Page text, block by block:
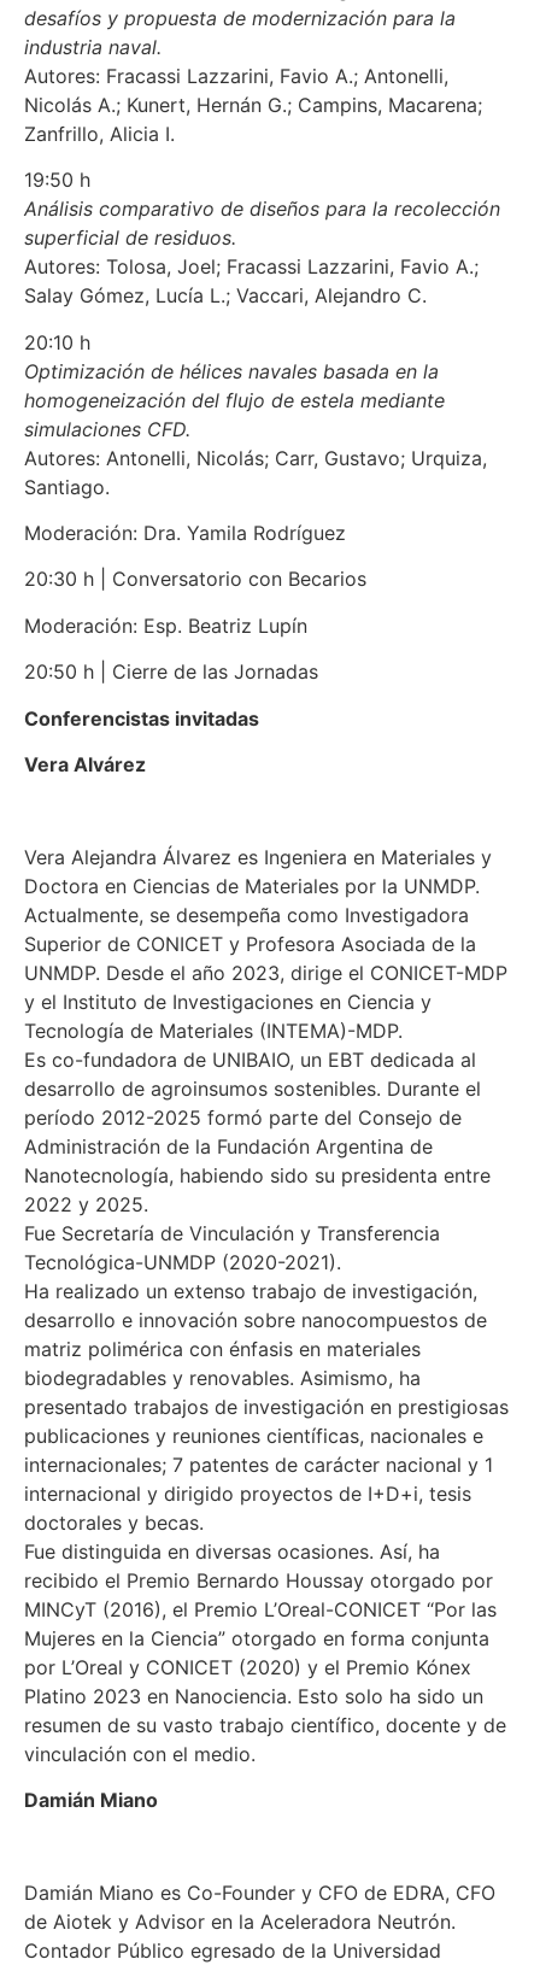
desafíos y propuesta de modernización para la
industria naval.
Autores: Fracassi Lazzarini, Favio A.; Antonelli,
Nicolás A.; Kunert, Hernán G.; Campins, Macarena;
Zanfrillo, Alicia I.
19:50 h
Análisis comparativo de diseños para la recolección
superficial de residuos.
Autores: Tolosa, Joel; Fracassi Lazzarini, Favio A.;
Salay Gómez, Lucía L.; Vaccari, Alejandro C.
20:10 h
Optimización de hélices navales basada en la
homogeneización del flujo de estela mediante
simulaciones CFD.
Autores: Antonelli, Nicolás; Carr, Gustavo; Urquiza,
Santiago.
Moderación: Dra. Yamila Rodríguez
20:30 h | Conversatorio con Becarios
Moderación: Esp. Beatriz Lupín
20:50 h | Cierre de las Jornadas
Conferencistas invitadas
Vera Alvárez
Vera Alejandra Álvarez es Ingeniera en Materiales y
Doctora en Ciencias de Materiales por la UNMDP.
Actualmente, se desempeña como Investigadora
Superior de CONICET y Profesora Asociada de la
UNMDP. Desde el año 2023, dirige el CONICET-MDP
y el Instituto de Investigaciones en Ciencia y
Tecnología de Materiales (INTEMA)-MDP.
Es co-fundadora de UNIBAIO, un EBT dedicada al
desarrollo de agroinsumos sostenibles. Durante el
período 2012-2025 formó parte del Consejo de
Administración de la Fundación Argentina de
Nanotecnología, habiendo sido su presidenta entre
2022 y 2025.
Fue Secretaría de Vinculación y Transferencia
Tecnológica-UNMDP (2020-2021).
Ha realizado un extenso trabajo de investigación,
desarrollo e innovación sobre nanocompuestos de
matriz polimérica con énfasis en materiales
biodegradables y renovables. Asimismo, ha
presentado trabajos de investigación en prestigiosas
publicaciones y reuniones científicas, nacionales e
internacionales; 7 patentes de carácter nacional y 1
internacional y dirigido proyectos de I+D+i, tesis
doctorales y becas.
Fue distinguida en diversas ocasiones. Así, ha
recibido el Premio Bernardo Houssay otorgado por
MINCyT (2016), el Premio L’Oreal-CONICET “Por las
Mujeres en la Ciencia” otorgado en forma conjunta
por L’Oreal y CONICET (2020) y el Premio Kónex
Platino 2023 en Nanociencia. Esto solo ha sido un
resumen de su vasto trabajo científico, docente y de
vinculación con el medio.
Damián Miano
Damián Miano es Co-Founder y CFO de EDRA, CFO
de Aiotek y Advisor en la Aceleradora Neutrón.
Contador Público egresado de la Universidad